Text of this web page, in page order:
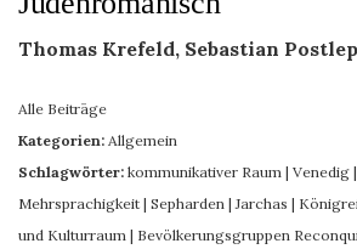
Thomas Krefeld, Sebastian Postlep
Alle Beiträge
Kategorien: Allgemein
Schlagwörter: kommunikativer Raum | Venedig |
Mehrsprachigkeit | Sepharden |Jarchas |
und Kulturraum | Bevölkerungsgruppen